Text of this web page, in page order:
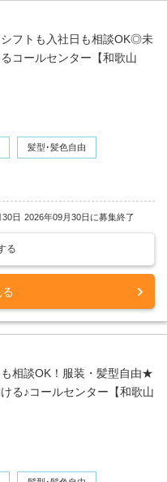
フトも入社日も相談OK◎未
コールセンター【和歌山
髪型･髪色自由
日 2026年09月30日に募集終了
る
相談OK！服装・髪型自由★
る♪コールセンター【和歌山